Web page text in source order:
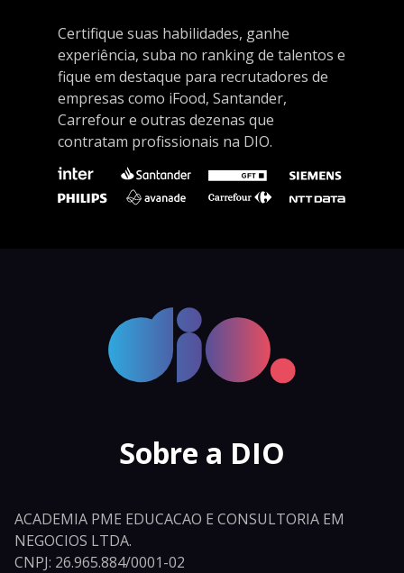
Certifique suas habilidades, ganhe
experiência, suba no ranking de talentos e
fique em destaque para recrutadores de
empresas como iFood, Santander,
Carrefour e outras dezenas que
contratam profissionais na DIO.
Sobre a DIO
ACADEMIA PME EDUCACAO E CONSULTORIA EM
NEGOCIOS LTDA.
CNPJ: 26.965.884/0001-02